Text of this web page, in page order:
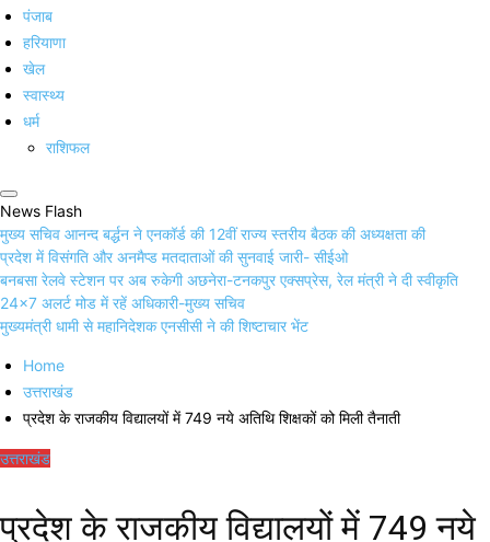
पंजाब
हरियाणा
खेल
स्वास्थ्य
धर्म
राशिफल
News Flash
मुख्य सचिव आनन्द बर्द्धन ने एनकॉर्ड की 12वीं राज्य स्तरीय बैठक की अध्यक्षता की
प्रदेश में विसंगति और अनमैप्ड मतदाताओं की सुनवाई जारी- सीईओ
बनबसा रेलवे स्टेशन पर अब रुकेगी अछनेरा-टनकपुर एक्सप्रेस, रेल मंत्री ने दी स्वीकृति
24×7 अलर्ट मोड में रहें अधिकारी-मुख्य सचिव
मुख्यमंत्री धामी से महानिदेशक एनसीसी ने की शिष्टाचार भेंट
Home
उत्तराखंड
प्रदेश के राजकीय विद्यालयों में 749 नये अतिथि शिक्षकों को मिली तैनाती
उत्तराखंड
प्रदेश के राजकीय विद्यालयों में 749 नये